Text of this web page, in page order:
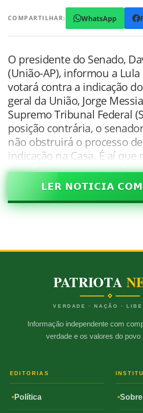
COMPARTILHAR: WhatsApp
O presidente do Senado,
(União-AP), informou a Lula
votará contra a indicação
geral da União, Jorge
Supremo Tribunal Federal
posição contrária, o
não obstruirá o processo
indicação na Casa. É aí que
𝗟𝗘𝗥 𝗡𝗢𝗧𝗜𝗖𝗜𝗔
PATRIOTA
VERDADE · NAÇÃO ·
Informação independente com
verdade e os valores do povo
EDITORIAS
Política